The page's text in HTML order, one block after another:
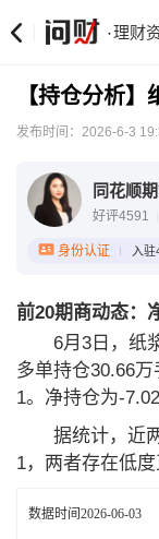
·理财
【持仓分析
发布时间：2026-6-3
同花顺
好评4591
身份认证 入驻
前20期商动态：
6月3日，纸浆
多单持仓30.66
1。净持仓为-
据统计，近两
1，两者存在低度
数据时间 2026-06-03